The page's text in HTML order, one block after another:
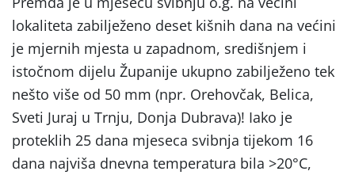
lokaliteta zabilježeno deset kišnih dana na većini
je mjernih mjesta u zapadnom, središnjem i
istočnom dijelu Županije ukupno zabilježeno tek
nešto više od 50 mm (npr. Orehovčak, Belica,
Sveti Juraj u Trnju, Donja Dubrava)! Iako je
proteklih 25 dana mjeseca svibnja tijekom 16
dana najviša dnevna temperatura bila >20°C,